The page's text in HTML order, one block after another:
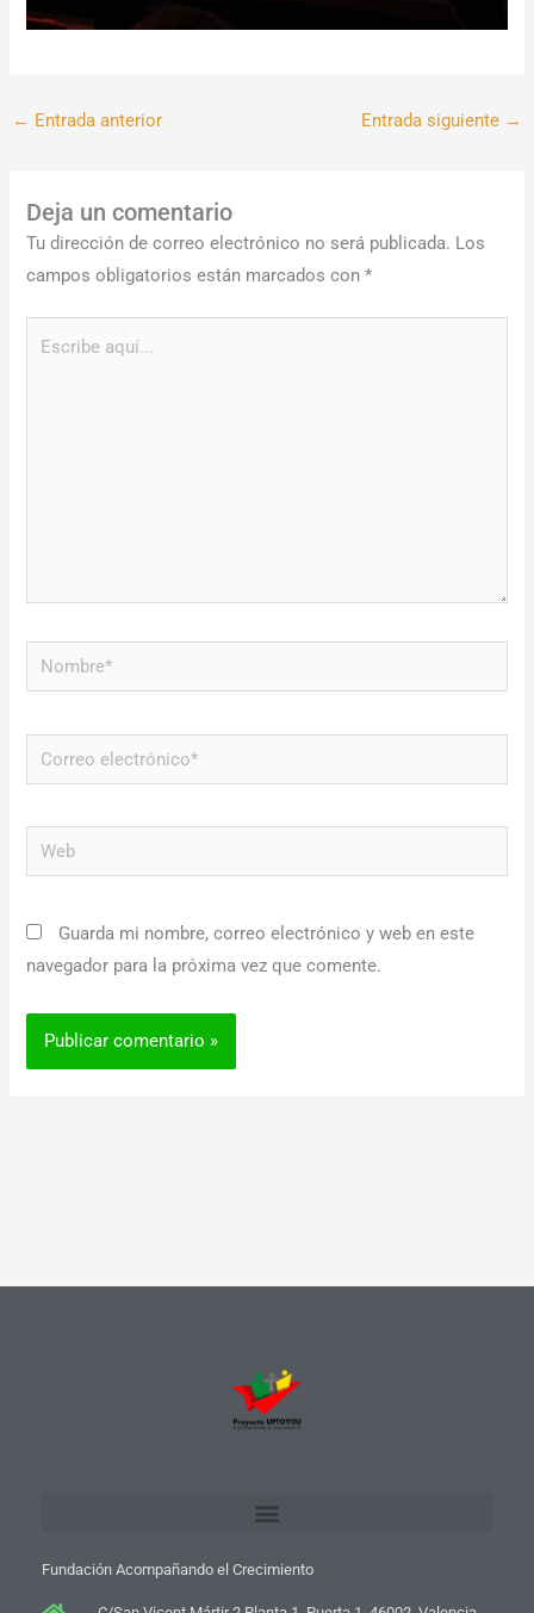
← Entrada anterior Entrada siguiente →
Deja un comentario
Tu dirección de correo electrónico no será publicada. Los
campos obligatorios están marcados con*
Nombre*
Correo
electrónico*
Web
Guarda mi nombre, correo electrónico y web en este
navegador para la próxima vez que comente.
Fundación Acompañando el Crecimiento